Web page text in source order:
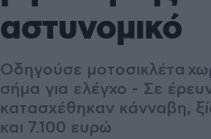
αστυνομικό
Οδηγούσε μοτοσικλέτα
σήμα για ελέγχο - Σε
κατασχέθηκαν κάνναβη,
και 7.100 ευρώ